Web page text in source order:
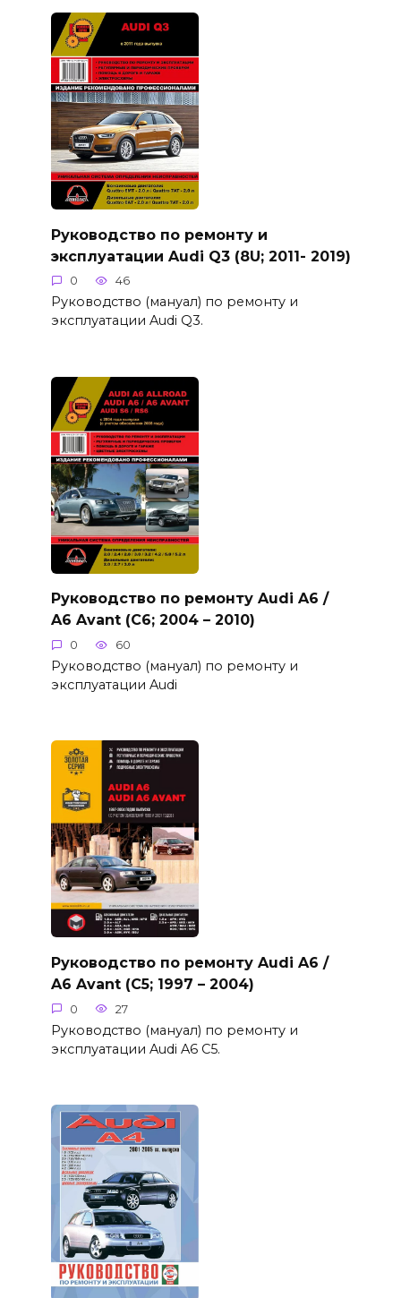
Руководство по ремонту и
эксплуатации Audi Q3 (8U; 2011- 2019)
0 46
Руководство (мануал) по ремонту и
эксплуатации Audi Q3.
Руководство по ремонту Audi A6 /
A6 Avant (C6; 2004 – 2010)
0 60
Руководство (мануал) по ремонту и
эксплуатации Audi
Руководство по ремонту Audi A6 /
A6 Avant (C5; 1997 – 2004)
0 27
Руководство (мануал) по ремонту и
эксплуатации Audi A6 C5.